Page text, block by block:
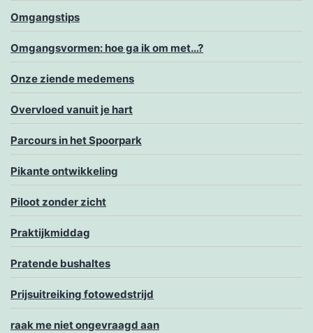
Omgangstips
Omgangsvormen: hoe ga ik om met…?
Onze ziende medemens
Overvloed vanuit je hart
Parcours in het Spoorpark
Pikante ontwikkeling
Piloot zonder zicht
Praktijkmiddag
Pratende bushaltes
Prijsuitreiking fotowedstrijd
raak me niet ongevraagd aan